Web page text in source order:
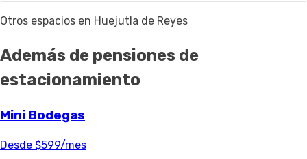
Otros espacios en Huejutla de Reyes
Además de pensiones de
estacionamiento
Mini Bodegas
Desde $599/mes